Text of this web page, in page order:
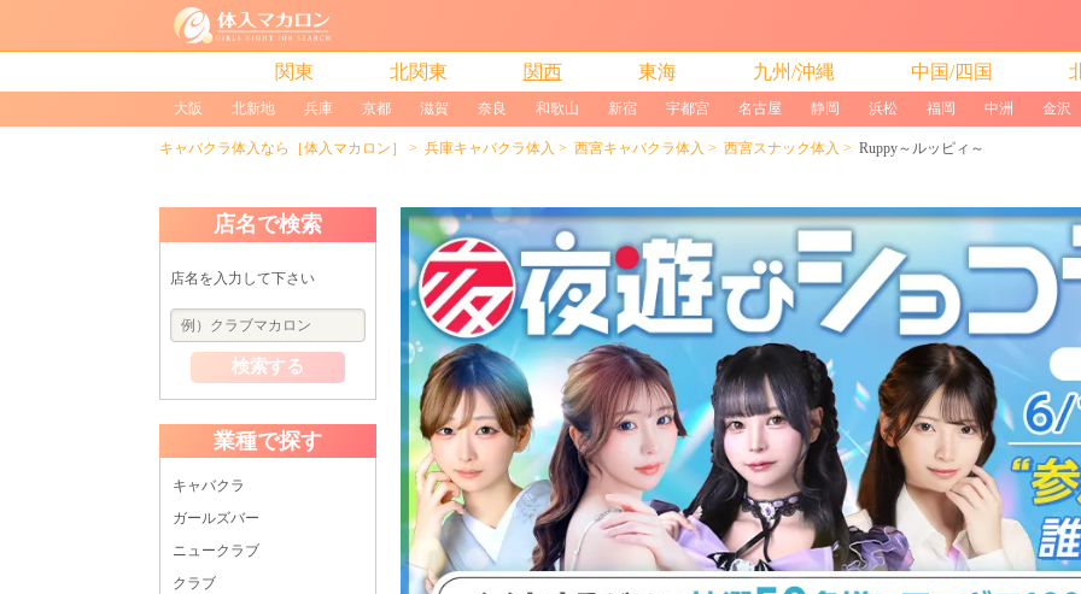
関東 北関東 関西 東海 九州/沖縄 中国/四国
大阪 北新地 兵庫 京都 滋賀 奈良 和歌山 新宿 宇都宮 名古屋 静岡 浜松 福岡 中洲 金沢
キャバクラ体入なら［体入マカロン］ 兵庫キャバクラ体入 西宮キャバクラ体入 西宮スナック体入 Ruppy～ルッピィ～
店名で検索
店名を入力して下さい
検索する
業種で探す
キャバクラ
ガールズバー
ニュークラブ
クラブ